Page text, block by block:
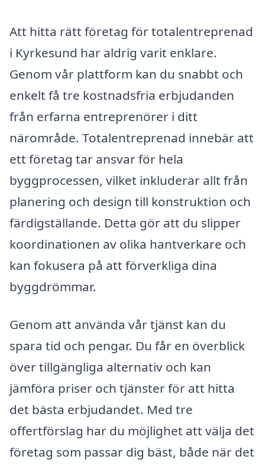
Att hitta rätt företag för totalentreprenad
i Kyrkesund har aldrig varit enklare.
Genom vår plattform kan du snabbt och
enkelt få tre kostnadsfria erbjudanden
från erfarna entreprenörer i ditt
närområde. Totalentreprenad innebär att
ett företag tar ansvar för hela
byggprocessen, vilket inkluderar allt från
planering och design till konstruktion och
färdigställande. Detta gör att du slipper
koordinationen av olika hantverkare och
kan fokusera på att förverkliga dina
byggdrömmar.
Genom att använda vår tjänst kan du
spara tid och pengar. Du får en överblick
över tillgängliga alternativ och kan
jämföra priser och tjänster för att hitta
det bästa erbjudandet. Med tre
offertförslag har du möjlighet att välja det
företag som passar dig bäst, både när det